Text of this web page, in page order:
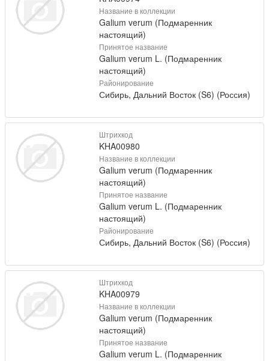
Название в коллекции
Galium verum (Подмаренник
настоящий)
Принятое название
Galium verum L. (Подмаренник
настоящий)
Районирование
Сибирь, Дальний Восток (S6) (Россия)
Штрихкод
KHA00980
Название в коллекции
Galium verum (Подмаренник
настоящий)
Принятое название
Galium verum L. (Подмаренник
настоящий)
Районирование
Сибирь, Дальний Восток (S6) (Россия)
Штрихкод
KHA00979
Название в коллекции
Galium verum (Подмаренник
настоящий)
Принятое название
Galium verum L. (Подмаренник